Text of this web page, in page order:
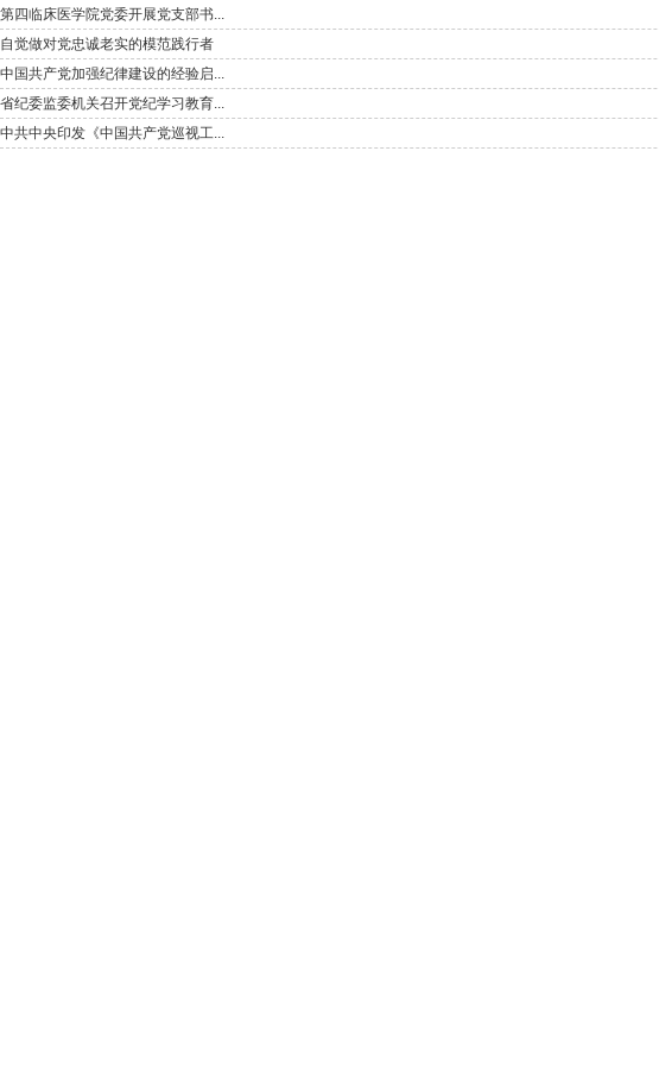
第四临床医学院党委开展党支部书...
自觉做对党忠诚老实的模范践行者
中国共产党加强纪律建设的经验启...
省纪委监委机关召开党纪学习教育...
中共中央印发《中国共产党巡视工...